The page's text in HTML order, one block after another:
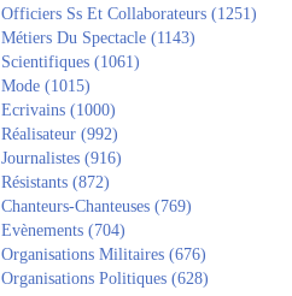
Officiers Ss Et Collaborateurs (1251)
Métiers Du Spectacle (1143)
Scientifiques (1061)
Mode (1015)
Ecrivains (1000)
Réalisateur (992)
Journalistes (916)
Résistants (872)
Chanteurs-Chanteuses (769)
Evènements (704)
Organisations Militaires (676)
Organisations Politiques (628)